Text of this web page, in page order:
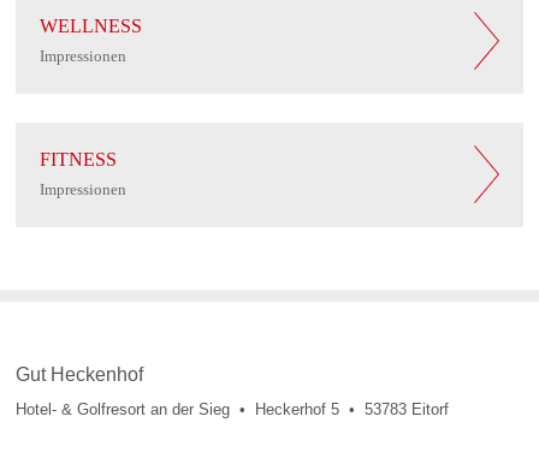
WELLNESS
Impressionen
FITNESS
Impressionen
Gut Heckenhof
Hotel- & Golfresort an der Sieg • Heckerhof 5 • 53783 Eitorf